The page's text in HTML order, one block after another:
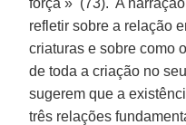
refletir sobre a relação
criaturas e sobre como
de toda a criação no
sugerem que a
três relações